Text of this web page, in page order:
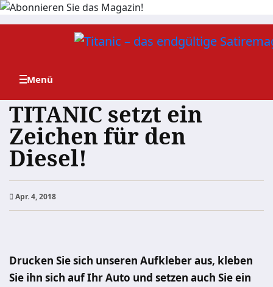
Zum
TITANIC setzt ein
Zeichen für den
Diesel!
Apr. 4, 2018
Drucken Sie sich unseren Aufkleber aus, kleben
Sie ihn sich auf Ihr Auto und setzen auch Sie ein